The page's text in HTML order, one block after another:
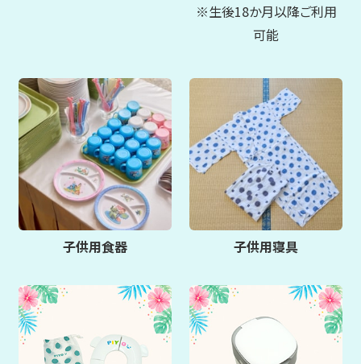
※生後18か月以降ご利用
可能
子供用食器 子供用寝具